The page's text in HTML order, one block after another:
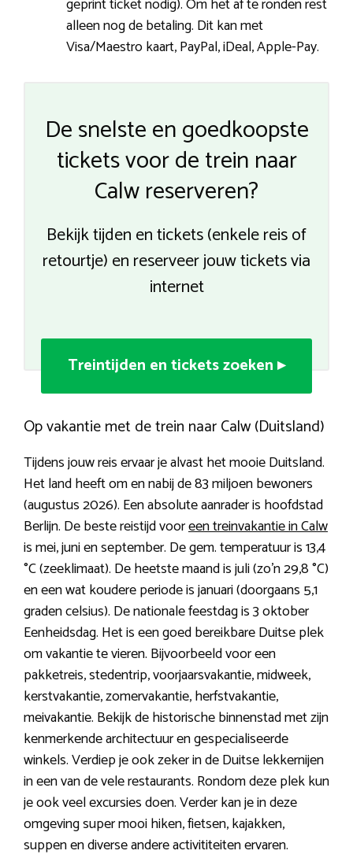
alleen nog de betaling. Dit kan met
Visa/Maestro kaart, PayPal, iDeal, Apple-Pay.
De snelste en goedkoopste
tickets voor de trein naar
Calw reserveren?
Bekijk tijden en tickets (enkele reis of
retourtje) en reserveer jouw tickets via
internet
Treintijden en tickets zoeken ▸
Op vakantie met de trein naar Calw (Duitsland)
Tijdens jouw reis ervaar je alvast het mooie Duitsland.
Het land heeft om en nabij de 83 miljoen bewoners
(augustus 2026). Een absolute aanrader is hoofdstad
Berlijn. De beste reistijd vooreen treinvakantie in Calw
is mei, juni en september. De gem. temperatuur is 13,4
°C (zeeklimaat). De heetste maand is juli (zo’n 29,8 °C)
en een wat koudere periode is januari (doorgaans 5,1
graden celsius). De nationale feestdag is 3 oktober
Eenheidsdag. Het is een goed bereikbare Duitse plek
om vakantie te vieren. Bijvoorbeeld voor een
pakketreis, stedentrip, voorjaarsvakantie, midweek,
kerstvakantie, zomervakantie, herfstvakantie,
meivakantie. Bekijk de historische binnenstad met zijn
kenmerkende architectuur en gespecialiseerde
winkels. Verdiep je ook zeker in de Duitse lekkernijen
in een van de vele restaurants. Rondom deze plek kun
je ook veel excursies doen. Verder kan je in deze
omgeving super mooi hiken, fietsen, kajakken,
suppen en diverse andere activititeiten ervaren.